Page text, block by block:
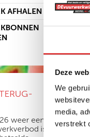
Deze
We
media,
verstrekt
AFHALEN
weer een
is,